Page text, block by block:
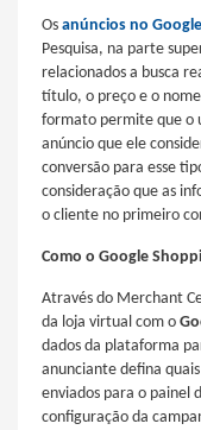
Os anúncios no
Pesquisa, na parte
relacionados a busca
título, o preço e o
formato permite que o
anúncio que ele
conversão para esse
consideração que as
o cliente no primeiro
Como o Google
Através do Merchant
da loja virtual com o
dados da plataforma
anunciante defina
enviados para o painel
configuração da